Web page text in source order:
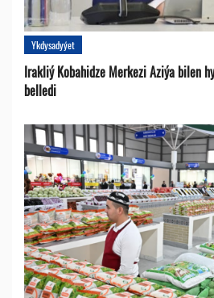
Ykdysadyýet
Irakliý Kobahidze Merkezi Aziýa bilen
belledi